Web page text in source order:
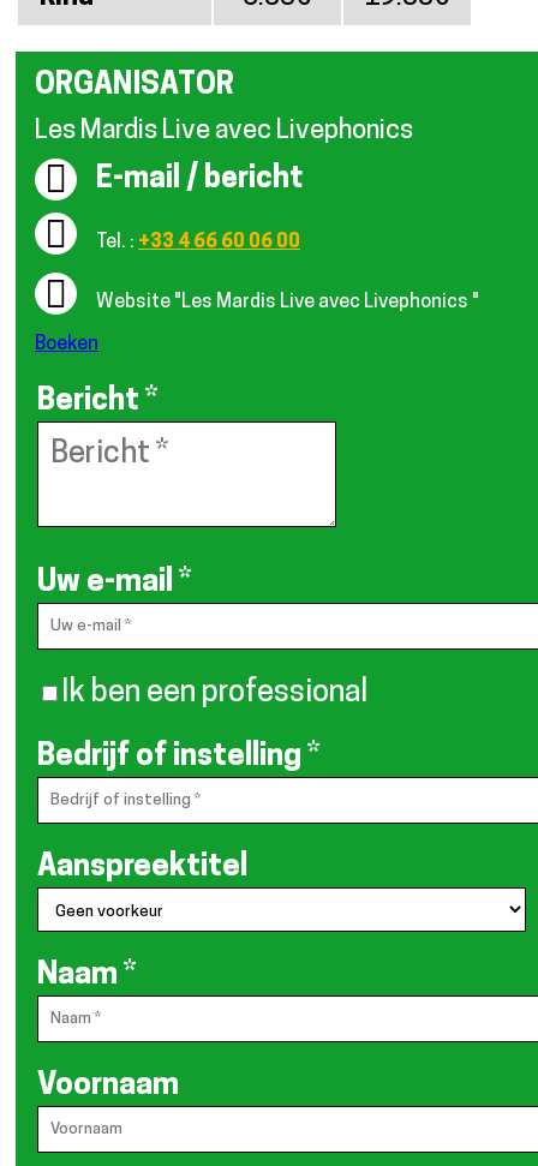
ORGANISATOR
Les Mardis Live avec Livephonics
E-mail / bericht
Tel. : +33 4 66 60 06 00
Website "Les Mardis Live avec Livephonics "
Boeken
Bericht *
Uw e-mail *
Ik ben een professional
Bedrijf of instelling *
Aanspreektitel
Naam *
Voornaam